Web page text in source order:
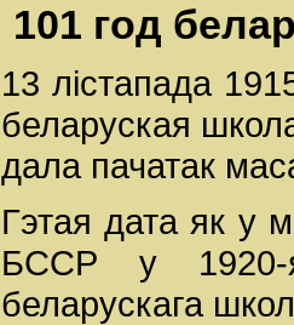
101 год
13 лістапада
беларуская
дала пачатак
Гэтая дата як у
БССР у 1920-
беларускага